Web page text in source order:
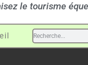
le tourisme